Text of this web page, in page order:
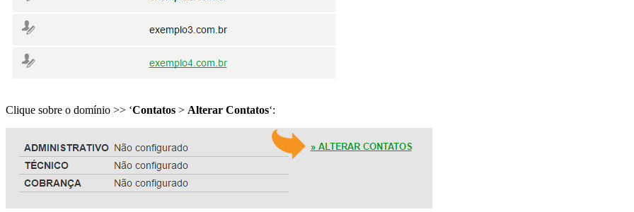
Clique sobre o domínio >> ‘Contatos > Alterar Contatos‘: